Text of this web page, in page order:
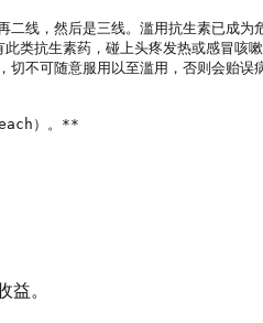
线，然后是三线。滥用抗生素已成
类抗生素药，碰上头疼发热或感冒
不可随意服用以至滥用，否则会贻
）。**
益。